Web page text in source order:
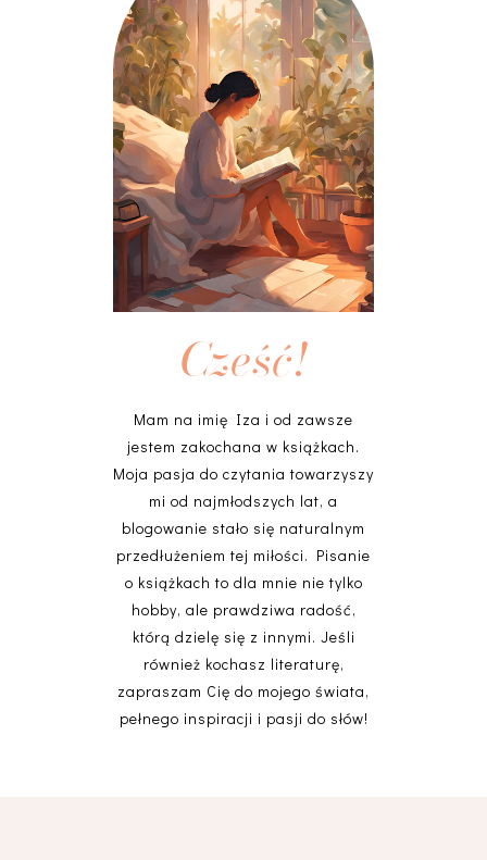
Cześć!
Mam na imię Iza i od zawsze
jestem zakochana w książkach.
Moja pasja do czytania towarzyszy
mi od najmłodszych lat, a
blogowanie stało się naturalnym
przedłużeniem tej miłości. Pisanie
o książkach to dla mnie nie tylko
hobby, ale prawdziwa radość,
którą dzielę się z innymi. Jeśli
również kochasz literaturę,
zapraszam Cię do mojego świata,
pełnego inspiracji i pasji do słów!